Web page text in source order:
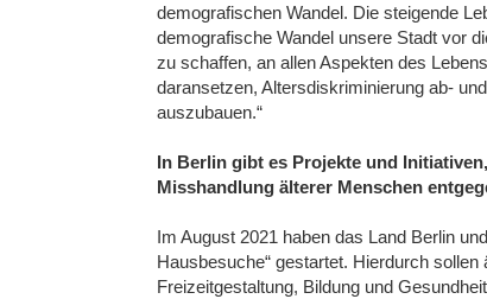
demografischen Wandel. Die steigende
demografische Wandel unsere Stadt vor
zu schaffen, an allen Aspekten des
daransetzen, Altersdiskriminierung ab-
auszubauen.“
In Berlin gibt es Projekte und
Misshandlung älterer Menschen
Im August 2021 haben das Land Berlin
Hausbesuche“ gestartet. Hierdurch
Freizeitgestaltung, Bildung und